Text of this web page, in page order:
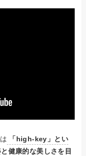
「high-key」とい
健康的な美しさを目